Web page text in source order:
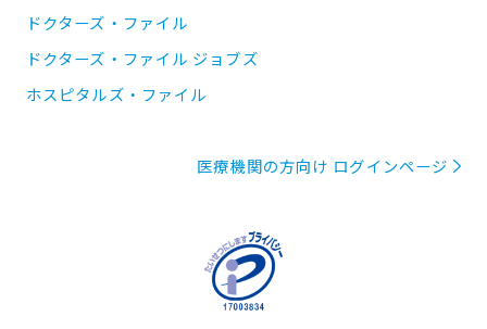
ドクターズ・ファイル
ドクターズ・ファイル ジョブズ
ホスピタルズ・ファイル
医療機関の方向け ログインページ